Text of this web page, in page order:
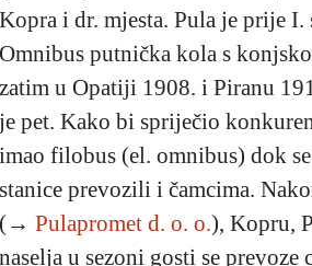
Kopra i dr. mjesta. Pula je prije
Omnibus putnička kola s
zatim u Opatiji 1908. i Piranu
je pet. Kako bi spriječio
imao filobus (el. omnibus) dok
stanice prevozili i čamcima.
(→ Pulapromet d. o. o.), Kopru,
naselja u sezoni gosti se prevoze